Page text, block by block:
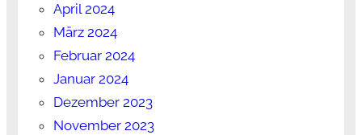
April 2024
März 2024
Februar 2024
Januar 2024
Dezember 2023
November 2023